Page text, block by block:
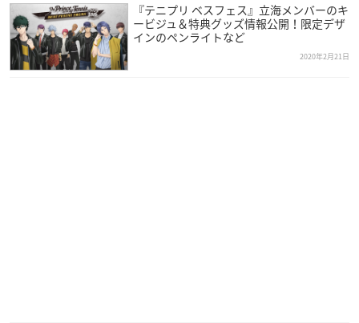
『テニプリ ベスフェス』立海メンバーのキ
ービジュ＆特典グッズ情報公開！限定デザ
インのペンライトなど
2020年2月21日